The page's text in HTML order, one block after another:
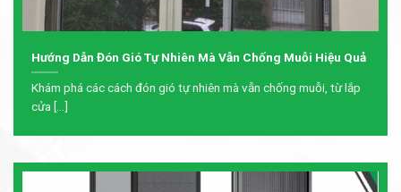
Hướng Dẫn Đón Gió Tự Nhiên Mà Vẫn Chống Muỗi Hiệu Quả
Khám phá các cách đón gió tự nhiên mà vẫn chống muỗi, từ lắp
cửa [...]